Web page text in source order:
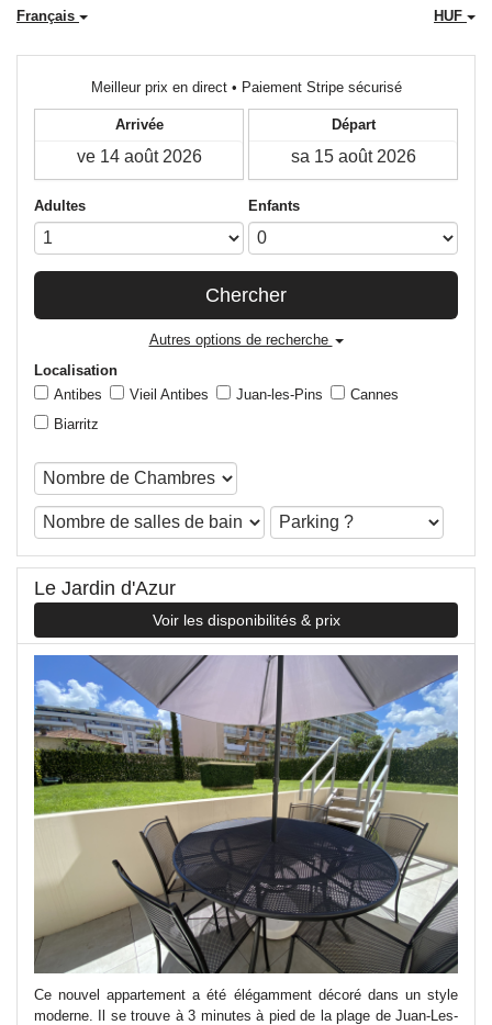
Français HUF
Meilleur prix en direct • Paiement Stripe sécurisé
Arrivée Départ
Adultes Enfants
Chercher
Autres options de recherche
Localisation
Antibes
Vieil Antibes Juan-les-Pins
Cannes
Biarritz
Le Jardin d'Azur
Voir les disponibilités & prix
Ce nouvel appartement a été élégamment décoré dans un style
moderne. Il se trouve à 3 minutes à pied de la plage de Juan-Les-